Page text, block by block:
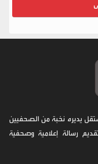
يديره نخبة من الصحفيين
رسالة إعلامية وصحفية